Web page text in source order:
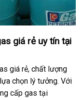
giá rẻ uy tín tại
giá rẻ, chất lượng
chọn lý tưởng. Với
cấp gas tại